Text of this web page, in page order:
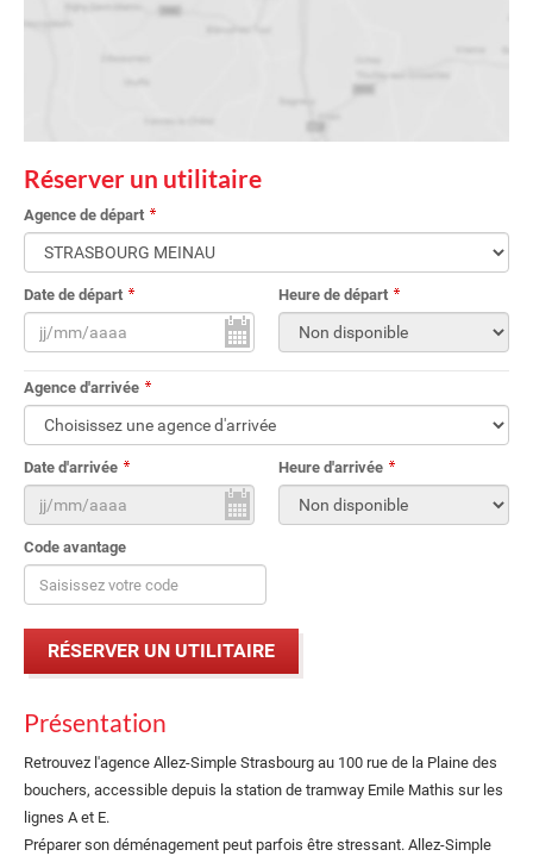
Réserver un utilitaire
Agence de départ
Date de départ Heure de départ
Agence d'arrivée
Date d'arrivée Heure d'arrivée
Code avantage
Présentation
Retrouvez l'agence Allez-Simple Strasbourg au 100 rue de la Plaine des
bouchers, accessible depuis la station de tramway Emile Mathis sur les
lignes A et E.
Préparer son déménagement peut parfois être stressant. Allez-Simple